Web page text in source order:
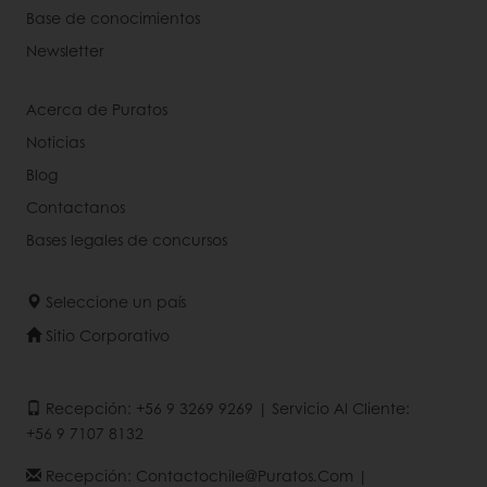
Base de conocimientos
Newsletter
Acerca de Puratos
Noticias
Blog
Contactanos
Bases legales de concursos
Seleccione un país
Sitio Corporativo
Recepción: +56 9 3269 9269 | Servicio Al Cliente:
+56 9 7107 8132
Recepción: Contactochile@puratos.com |